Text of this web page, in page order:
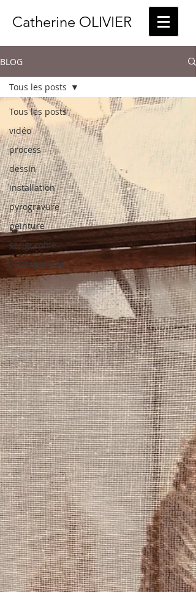
Catherine OLIVIER
BLOG
Tous les posts
vidéo
process
dessin
installation
pyrogravure
peinture
serigraphie
photographie
Tous les posts